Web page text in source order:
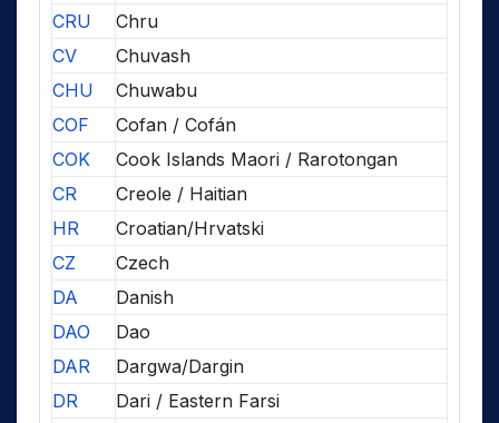
CRU
Chru
CV
Chuvash
CHU
Chuwabu
COF
Cofan / Cofán
COK
Cook Islands Maori / Rarotongan
CR
Creole / Haitian
HR
Croatian/Hrvatski
CZ
Czech
DA
Danish
DAO
Dao
DAR
Dargwa/Dargin
DR
Dari / Eastern Farsi